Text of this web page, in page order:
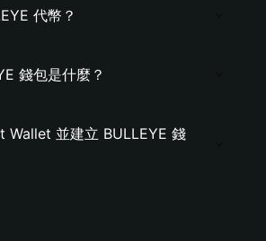
代幣？
錢包是什麼？
Wallet 並建立 BULLEYE 錢